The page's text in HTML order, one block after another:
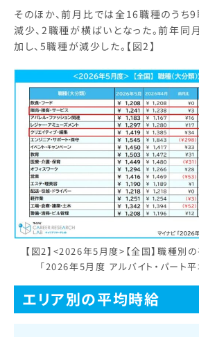
そのほか、前月比では全16職種のうち
減少、2職種が横ばいとなった。前年同
加し、5職種が減少した。【図2】
【図2】<2026年5月度>【全国】職種別
「2026年5月度 アルバイト・パート
エリア別の平均時給